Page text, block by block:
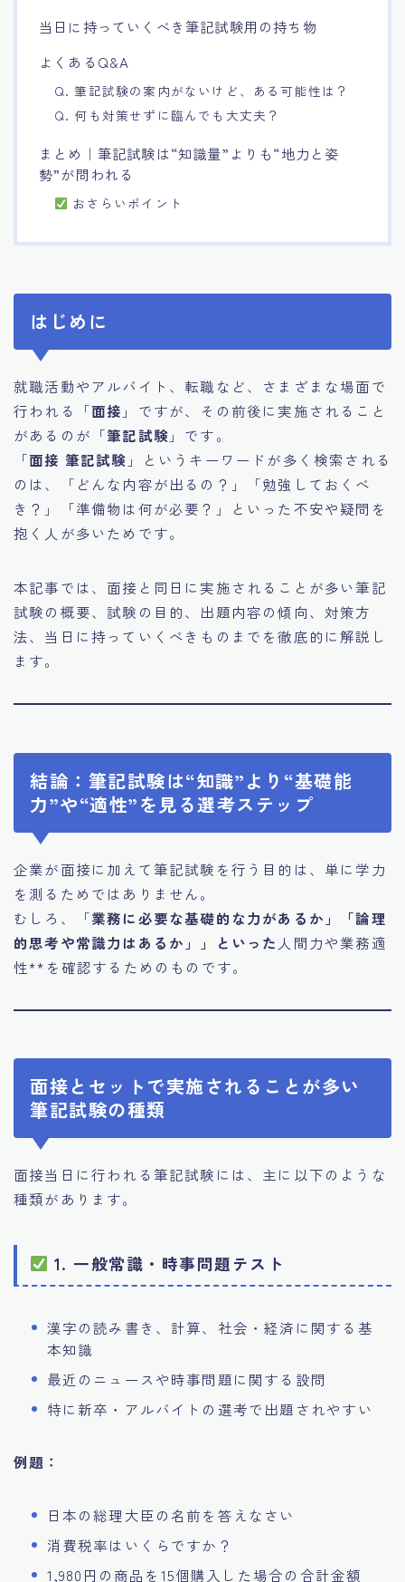
当日に持っていくべき筆記試験用の持ち物
よくあるQ&A
Q. 筆記試験の案内がないけど、ある可能性は？
Q. 何も対策せずに臨んでも大丈夫？
まとめ｜筆記試験は“知識量”よりも“地力と姿
勢”が問われる
おさらいポイント
はじめに
就職活動やアルバイト、転職など、さまざまな場面で
行われる「面接 」ですが、その前後に実施されること
があるのが「筆記試験 」です。
「面接 筆記試験 」というキーワードが多く検索される
のは、「どんな内容が出るの？」「勉強しておくべ
き？」「準備物は何が必要？」といった不安や疑問を
抱く人が多いためです。
本記事では、面接と同日に実施されることが多い筆記
試験の概要、試験の目的、出題内容の傾向、対策方
法、当日に持っていくべきものまでを徹底的に解説し
ます。
結論：筆記試験は“知識”より“基礎能
力”や“適性”を見る選考ステップ
企業が面接に加えて筆記試験を行う目的は、単に学力
を測るためではありません。
むしろ、「業務に必要な基礎的な力があるか」「論理
的思考や常識力はあるか」」といった 人間力や業務適
性**を確認するためのものです。
面接とセットで実施されることが多い
筆記試験の種類
面接当日に行われる筆記試験には、主に以下のような
種類があります。
1. 一般常識・時事問題テスト
漢字の読み書き、計算、社会・経済に関する基
本知識
最近のニュースや時事問題に関する設問
特に新卒・アルバイトの選考で出題されやすい
例題：
日本の総理大臣の名前を答えなさい
消費税率はいくらですか？
1,980円の商品を15個購入した場合の合計金額